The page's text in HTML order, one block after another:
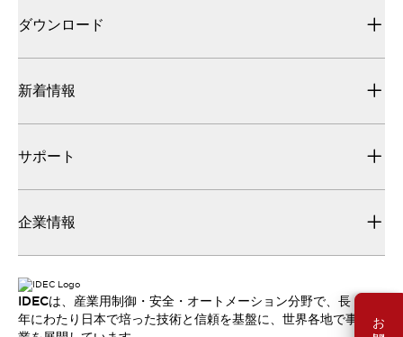
ダウンロード
新着情報
サポート
企業情報
IDECは、産業用制御・安全・オートメーション分野で、長
年にわたり日本で培った技術と信頼を基盤に、世界各地で事